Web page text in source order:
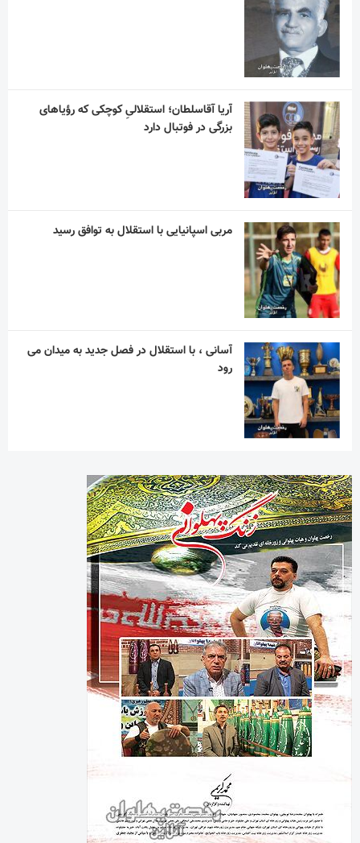
آریا آقاسلطان؛ استقلالیِ کوچکی که رؤیاهای
بزرگی در فوتبال دارد
مربی اسپانیایی با استقلال به توافق رسید
آسانی ، با استقلال در فصل جدید به میدان می
رود